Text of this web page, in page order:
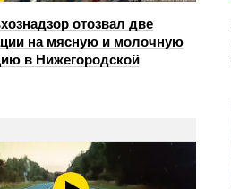
отозвал две
на мясную и молочную
в Нижегородской